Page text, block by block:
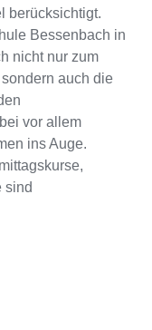
berücksichtigt.
Bessenbach in
nicht nur zum
auch die
vor allem
ins Auge.
sind